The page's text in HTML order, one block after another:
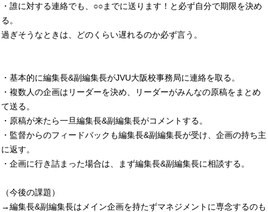
・誰に対する連絡でも、○○までに送ります！と必ず自分で期限を決め
る。
過ぎそうなときは、どのくらい遅れるのか必ず言う。
・基本的に編集長&副編集長がJVU大阪校事務局に連絡を取る。
・複数人の企画はリーダーを決め、リーダーがみんなの原稿をまとめ
て送る。
・原稿が来たら一旦編集長&副編集長がコメントする。
・監督からのフィードバックも編集長&副編集長が受け、企画の持ち主
に返す。
・企画に行き詰まった場合は、まず編集長&副編集長に相談する。
（今後の課題）
→編集長&副編集長はメイン企画を持たずマネジメントに専念するのも